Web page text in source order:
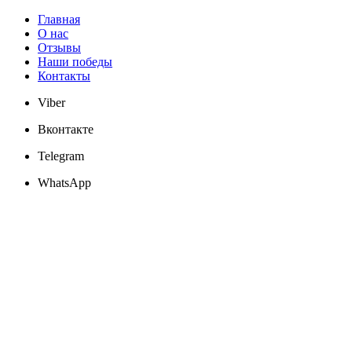
Главная
О нас
Отзывы
Наши победы
Контакты
Viber
Вконтакте
Telegram
WhatsApp